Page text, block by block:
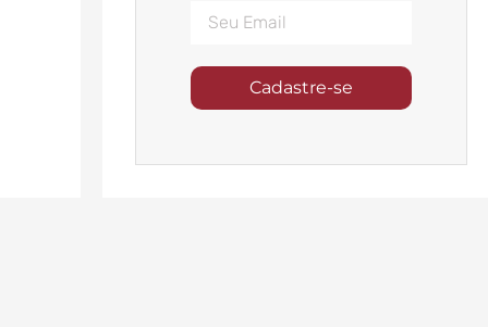
Cadastre-se